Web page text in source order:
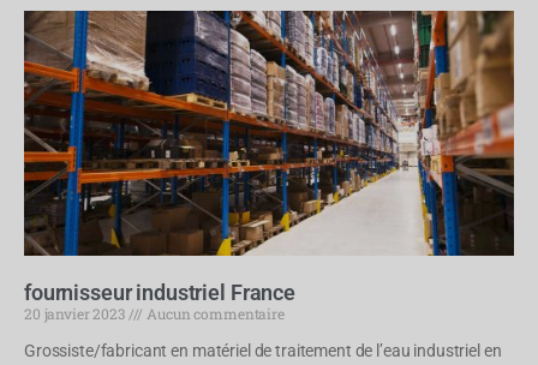
fournisseur industriel France
20 janvier 2023
Aucun commentaire
Grossiste/fabricant en matériel de traitement de l’eau industriel en